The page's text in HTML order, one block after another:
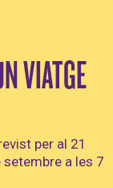
VIATGE
per al 21
setembre a les 7